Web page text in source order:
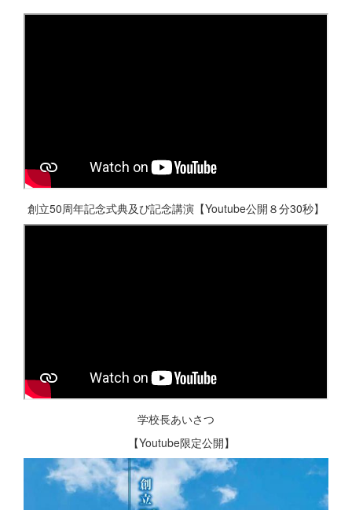
創立50周年記念式典及び記念講演【Youtube公開８分30秒】
学校長あいさつ
【Youtube限定公開】